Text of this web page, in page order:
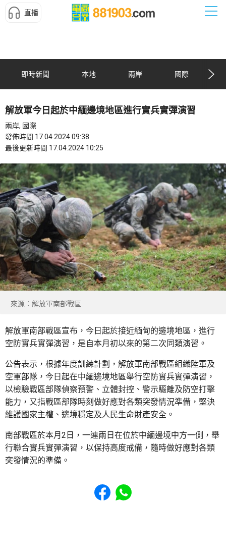
直播
即時新聞 本地 兩岸 國際
解放軍今日起於中緬邊境地區進行實兵實彈演習
兩岸, 國際
發佈時間 17.04.2024 09:38
最後更新時間 17.04.2024 10:25
來源：解放軍南部戰區
解放軍南部戰區宣布，今日起於接近緬甸的邊境地區，進行
空防實兵實彈演習，是自本月初以來的第二次同類演習。
公告表示，根據年度訓練計劃，解放軍南部戰區組織陸軍及
空軍部隊，今日起在中緬邊境地區舉行空防實兵實彈演習，
以檢驗戰區部隊偵察預警、立體封控、警示驅離及防空打擊
能力，又指戰區部隊時刻做好應對各類突發情況準備，堅決
維護國家主權、邊境穩定及人民生命財產安全。
南部戰區於本月2日，一連兩日在位於中緬邊境中方一側，舉
行聯合實兵實彈演習，以保持高度戒備，隨時做好應對各類
突發情況的準備。
Share to Facebook
Share to WhatsApp